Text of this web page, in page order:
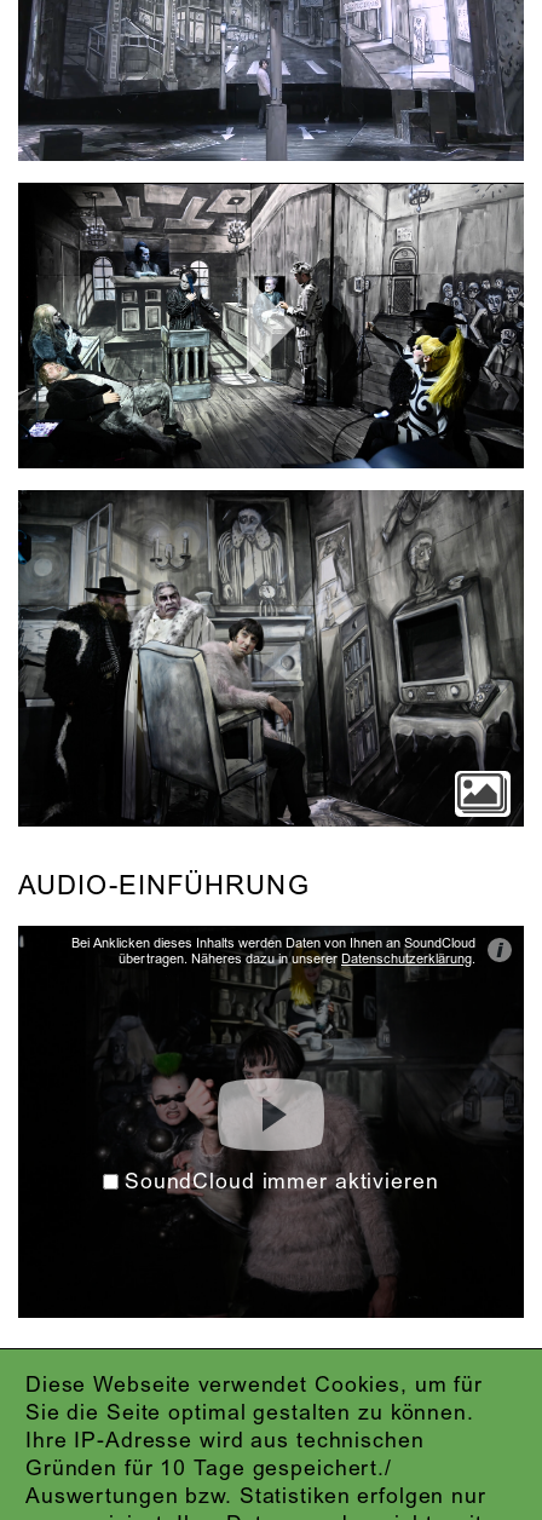
Diese Webseite verwendet Cookies, um für
Sie die Seite optimal gestalten zu können.
Ihre IP-Adresse wird aus technischen
Gründen für 10 Tage gespeichert./
Auswertungen bzw. Statistiken erfolgen nur
Play
Video
AUDIO-EINFÜHRUNG
Bei Anklicken dieses Inhalts werden Daten von Ihnen an SoundCloud
übertragen. Näheres dazu in unserer Datenschutzerklärung. i
SoundCloud immer aktivieren
IMPRESSUM
DATENSCHUTZ
AGB
KONTAKT
ABO-LOGIN